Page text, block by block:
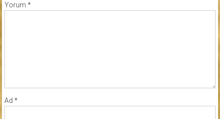
Yorum *
Ad *